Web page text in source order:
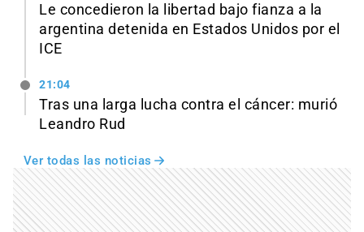
Le concedieron la libertad bajo fianza a la
argentina detenida en Estados Unidos por el
ICE
21:04
Tras una larga lucha contra el cáncer: murió
Leandro Rud
Ver todas las noticias